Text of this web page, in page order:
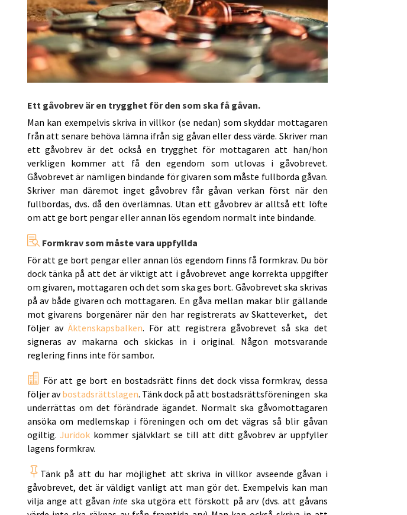
Ett gåvobrev är en trygghet för den som ska få gåvan.
Man kan exempelvis skriva in villkor (se nedan) som skyddar mottagaren
från att senare behöva lämna ifrån sig gåvan eller dess värde. Skriver man
ett gåvobrev är det också en trygghet för mottagaren att han/hon
verkligen kommer att få den egendom som utlovas i gåvobrevet.
Gåvobrevet är nämligen bindande för givaren som måste fullborda gåvan.
Skriver man däremot inget gåvobrev får gåvan verkan först när den
fullbordas, dvs. då den överlämnas. Utan ett gåvobrev är alltså ett löfte
om att ge bort pengar eller annan lös egendom normalt inte bindande.
 Formkrav som måste vara uppfyllda
För att ge bort pengar eller annan lös egendom finns få formkrav. Du bör
dock tänka på att det är viktigt att i gåvobrevet ange korrekta uppgifter
om givaren, mottagaren och det som ska ges bort. Gåvobrevet ska skrivas
på av både givaren och mottagaren. En gåva mellan makar blir gällande
mot givarens borgenärer när den har registrerats av Skatteverket, det
följer av Äktenskapsbalken. För att registrera gåvobrevet så ska det
signeras av makarna och skickas in i original. Någon motsvarande
reglering finns inte för sambor.
 För att ge bort en bostadsrätt finns det dock vissa formkrav, dessa
följer avbostadsrättslagen. Tänk dock på att bostadsrättsföreningen ska
underrättas om det förändrade ägandet. Normalt ska gåvomottagaren
ansöka om medlemskap i föreningen och om det vägras så blir gåvan
ogiltig.Juridok kommer självklart se till att ditt gåvobrev är uppfyller
lagens formkrav.
 Tänk på att du har möjlighet att skriva in villkor avseende gåvan i
gåvobrevet, det är väldigt vanligt att man gör det. Exempelvis kan man
vilja ange att gåvaninte ska utgöra ett förskott på arv (dvs. att gåvans